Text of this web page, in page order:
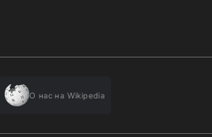
О нас на Wikipedia